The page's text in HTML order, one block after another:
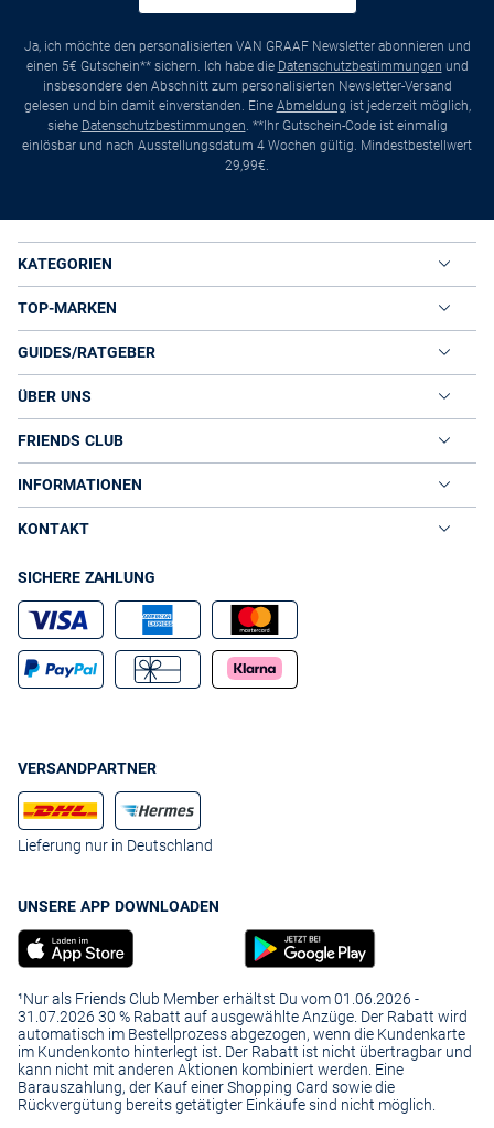
Ja, ich möchte den personalisierten VAN GRAAF Newsletter abonnieren und
einen 5€ Gutschein** sichern. Ich habe die Datenschutzbestimmungen und
insbesondere den Abschnitt zum personalisierten Newsletter-Versand
gelesen und bin damit einverstanden. Eine Abmeldung ist jederzeit möglich,
siehe Datenschutzbestimmungen . **Ihr Gutschein-Code ist einmalig
einlösbar und nach Ausstellungsdatum 4 Wochen gültig. Mindestbestellwert
29,99€.
KATEGORIEN
TOP-MARKEN
GUIDES/RATGEBER
ÜBER UNS
FRIENDS CLUB
INFORMATIONEN
KONTAKT
SICHERE ZAHLUNG
VERSANDPARTNER
Lieferung nur in Deutschland
UNSERE APP DOWNLOADEN
¹Nur als Friends Club Member erhältst Du vom 01.06.2026 -
31.07.2026 30 % Rabatt auf ausgewählte Anzüge. Der Rabatt wird
automatisch im Bestellprozess abgezogen, wenn die Kundenkarte
im Kundenkonto hinterlegt ist. Der Rabatt ist nicht übertragbar und
kann nicht mit anderen Aktionen kombiniert werden. Eine
Barauszahlung, der Kauf einer Shopping Card sowie die
Rückvergütung bereits getätigter Einkäufe sind nicht möglich.